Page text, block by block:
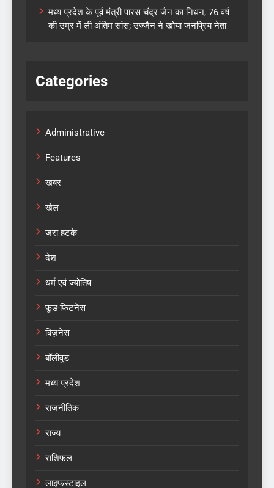
मध्य प्रदेश के पूर्व मंत्री पारस चंद्र जैन का निधन, 76 वर्ष
की उम्र में ली अंतिम सांस; उज्जैन ने खोया जनप्रिय नेता
Categories
Administrative
Features
खबर
खेल
ज़रा हटके
देश
धर्म एवं ज्योतिष
फूड-फिटनेस
बिज़नेस
बॉलीवुड
मध्य प्रदेश
राजनीतिक
राज्य
राशिफल
लाइफस्टाइल